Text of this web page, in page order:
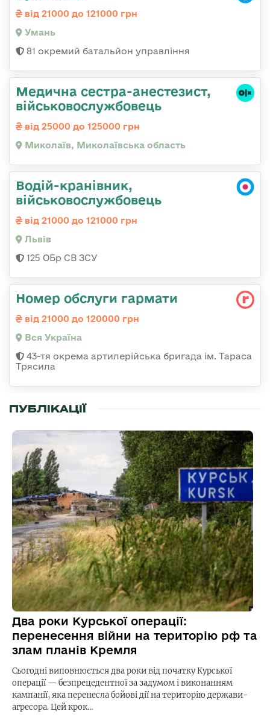
від 21000 до 121000 грн
Умань
81 окремий батальйон управління
Медична сестpа-анестезист,
військовослужбовець
від 25000 до 125000 грн
Миколаїв, Миколаївська область
Водій-кранівник,
військовослужбовець
від 21000 до 121000 грн
Львів
125 ОБр СВ ЗСУ
Номер обслуги гармати
від 21000 до 120000 грн
Вся Україна
43-тя окрема артилерійська бригада ім. Тараса
Трясила
ПУБЛІКАЦІЇ
Два роки Курської операції:
перенесення війни на територію рф та
злам планів Кремля
Сьогодні виповнюється два роки від початку Курської
операції — безпрецедентної за задумом і виконанням
кампанії, яка перенесла бойові дії на територію держави-
агресора. Цей крок…